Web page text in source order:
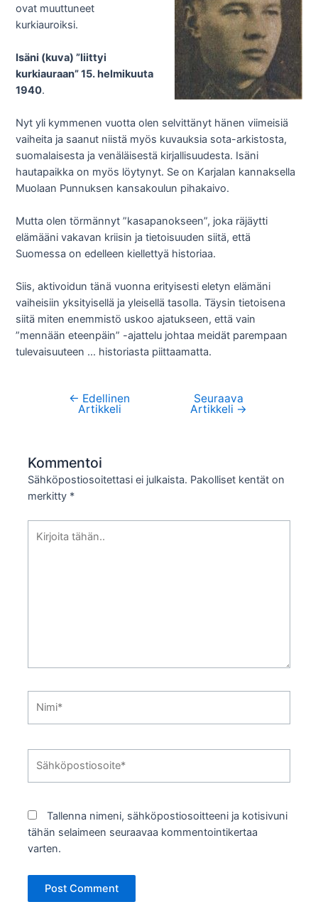
ovat muuttuneet
kurkiauroiksi.
Isäni (kuva) ”liittyi
kurkiauraan” 15. helmikuuta
1940.
Nyt yli kymmenen vuotta olen selvittänyt hänen viimeisiä
vaiheita ja saanut niistä myös kuvauksia sota-arkistosta,
suomalaisesta ja venäläisestä kirjallisuudesta. Isäni
hautapaikka on myös löytynyt. Se on Karjalan kannaksella
Muolaan Punnuksen kansakoulun pihakaivo.
Mutta olen törmännyt ”kasapanokseen”, joka räjäytti
elämääni vakavan kriisin ja tietoisuuden siitä, että
Suomessa on edelleen kiellettyä historiaa.
Siis, aktivoidun tänä vuonna erityisesti eletyn elämäni
vaiheisiin yksityisellä ja yleisellä tasolla. Täysin tietoisena
siitä miten enemmistö uskoo ajatukseen, että vain
”mennään eteenpäin” -ajattelu johtaa meidät parempaan
tulevaisuuteen … historiasta piittaamatta.
Artikkelien
← Edellinen
Artikkeli
Seuraava
Artikkeli →
Kommentoi
Sähköpostiosoitettasi ei julkaista. Pakolliset kentät on
merkitty *
tähän..
Tallenna nimeni, sähköpostiosoitteeni ja kotisivuni
tähän selaimeen seuraavaa kommentointikertaa
varten.